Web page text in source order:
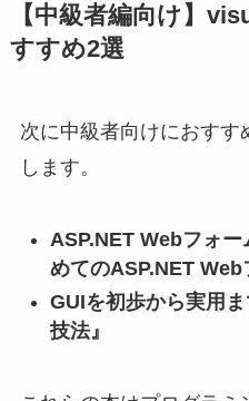
【中級者編向け】
すすめ2選
次に中級者向けにおすす
します。
ASP.NET Webフォ
めてのASP.NET Web
GUIを初歩から実用
技法』